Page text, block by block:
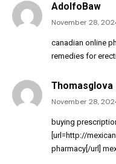
AdolfoBaw
November 28,
canadian online
remedies for
Thomasglova
November 28,
buying
[url=http://
pharmacy[/url]